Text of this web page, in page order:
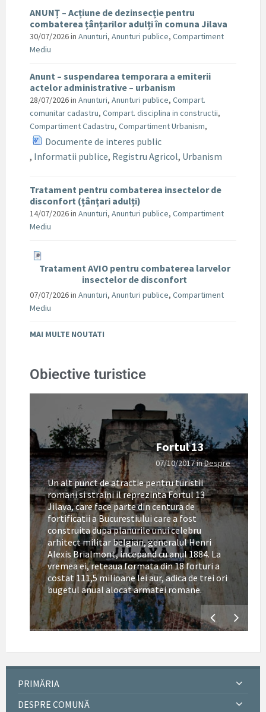
ANUNȚ – Acțiune de dezinsecție pentru
combaterea țânțarilor adulți în comuna Jilava
30/07/2026in Anunturi, Anunturi publice, Compartiment
Mediu
Anunt – suspendarea temporara a emiterii
actelor administrative – urbanism
28/07/2026in Anunturi, Anunturi publice, Compart.
comunitar cadastru, Compart. disciplina in constructii,
Compartiment Cadastru, Compartiment Urbanism,
Documente de interes public
, Informatii publice, Registru Agricol, Urbanism
Tratament pentru combaterea insectelor de
disconfort (țânțari adulți)
14/07/2026in Anunturi, Anunturi publice, Compartiment
Mediu
Tratament AVIO pentru combaterea larvelor
insectelor de disconfort
07/07/2026in Anunturi, Anunturi publice, Compartiment
Mediu
MAI MULTE NOUTATI
Obiective turistice
Fortul 13
07/10/2017inDespre
Un alt punct de atractie pentru turistii
romani si straini il reprezinta Fortul 13
Jilava, care face parte din centura de
fortificatii a Bucurestiului care a fost
construita dupa planurile unui celebru
arhitect militar belgian, generalul Henri
Alexis Brialmont, incepand cu anul 1884. La
vremea ei, reteaua formata din 18 forturi a
costat 111,5 milioane lei aur, adica de trei ori
bugetul anual alocat armatei romane.
PRIMĂRIA
DESPRE COMUNĂ